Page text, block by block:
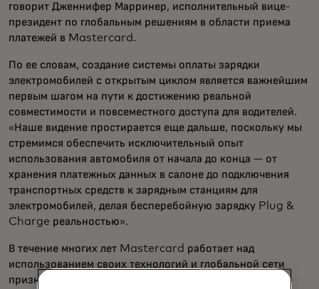
говорит Дженнифер Марринер, исполнительный вице-
президент по глобальным решениям в области приема
платежей в Mastercard.
По ее словам, создание системы оплаты зарядки
электромобилей с открытым циклом является важнейшим
первым шагом на пути к достижению реальной
совместимости и повсеместного доступа для водителей.
«Наше видение простирается еще дальше, поскольку мы
стремимся обеспечить исключительный опыт
использования автомобиля от начала до конца — от
хранения платежных данных в салоне до подключения
транспортных средств к зарядным станциям для
электромобилей, делая бесперебойную зарядку Plug &
Charge реальностью».
В течение многих лет Mastercard работает над
использованием своих технологий и глобальной сети
признания для обеспечения встроенных цифровых